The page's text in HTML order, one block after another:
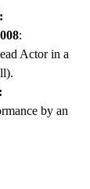
:
Actor in a
by an